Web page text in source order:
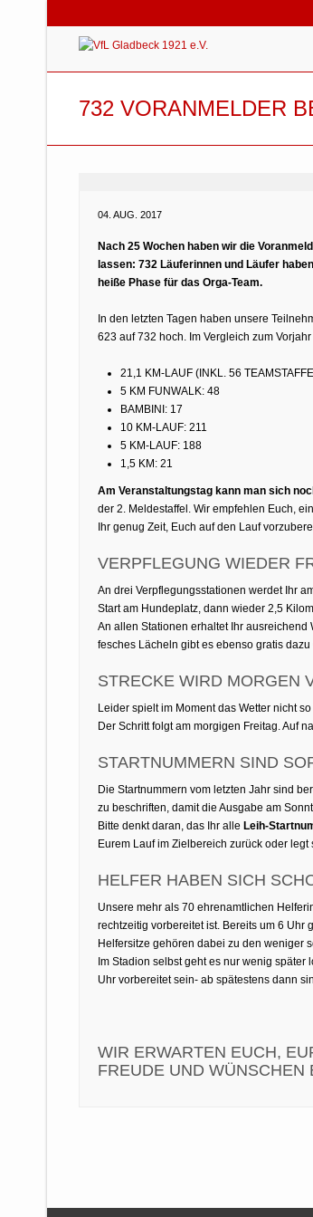
732 VORANMELDER
04. AUG. 2017
Nach 25 Wochen haben wir die
lassen: 732 Läuferinnen und Läufer
heiße Phase für das Orga-Team.
In den letzten Tagen haben unsere
623 auf 732 hoch. Im Vergleich zum
21,1 KM-LAUF (INKL. 56
5 KM FUNWALK: 48
BAMBINI: 17
10 KM-LAUF: 211
5 KM-LAUF: 188
1,5 KM: 21
Am Veranstaltungstag kann man sich
der 2. Meldestaffel. Wir empfehlen Euch,
Ihr genug Zeit, Euch auf den Lauf
VERPFLEGUNG WIEDER
An drei Verpflegungsstationen werdet Ihr
Start am Hundeplatz, dann wieder 2,5
An allen Stationen erhaltet Ihr ausreichend
fesches Lächeln gibt es ebenso gratis dazu
STRECKE WIRD MORGEN
Leider spielt im Moment das Wetter nicht
Der Schritt folgt am morgigen Freitag. Auf
STARTNUMMERN SIND
Die Startnummern vom letzten Jahr sind
zu beschriften, damit die Ausgabe am
Bitte denkt daran, das Ihr alle Leih-
Eurem Lauf im Zielbereich zurück oder
HELFER HABEN SICH
Unsere mehr als 70 ehrenamtlichen
rechtzeitig vorbereitet ist. Bereits um 6 Uhr
Helfersitze gehören dabei zu den weniger
Im Stadion selbst geht es nur wenig
Uhr vorbereitet sein- ab spätestens dann
WIR ERWARTEN EUCH,
FREUDE UND WÜNSCHEN